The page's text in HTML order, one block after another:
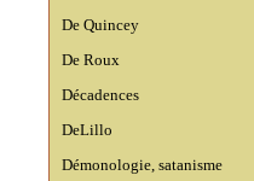
De Quincey
De Roux
Décadences
DeLillo
Démonologie, satanisme